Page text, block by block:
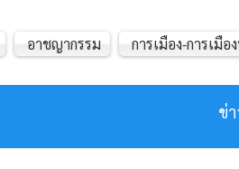
ข่
อาชญากรรม การเมือง-การเมือ